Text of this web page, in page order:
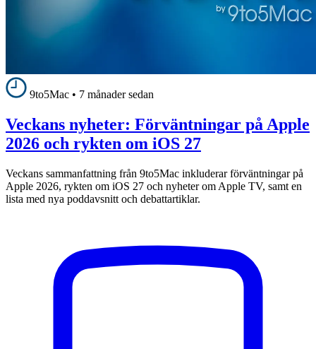
9to5Mac • 7 månader sedan
Veckans nyheter: Förväntningar på Apple
2026 och rykten om iOS 27
Veckans sammanfattning från 9to5Mac inkluderar förväntningar på
Apple 2026, rykten om iOS 27 och nyheter om Apple TV, samt en
lista med nya poddavsnitt och debattartiklar.